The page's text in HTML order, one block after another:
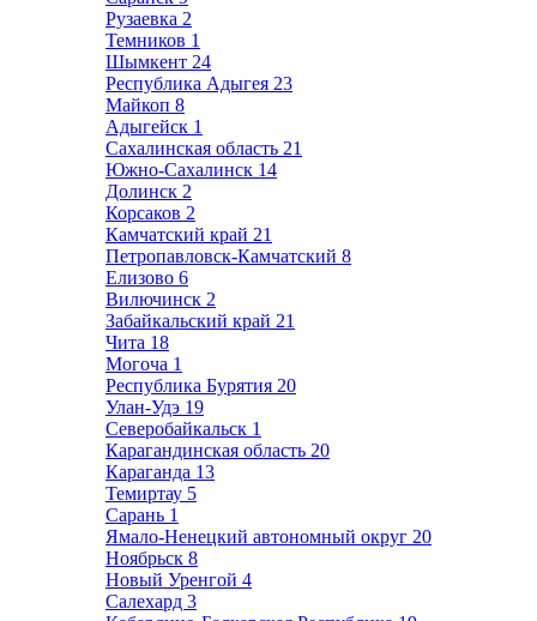
Рузаевка 2
Темников 1
Шымкент 24
Республика Адыгея 23
Майкоп 8
Адыгейск 1
Сахалинская область 21
Южно-Сахалинск 14
Долинск 2
Корсаков 2
Камчатский край 21
Петропавловск-Камчатский 8
Елизово 6
Вилючинск 2
Забайкальский край 21
Чита 18
Могоча 1
Республика Бурятия 20
Улан-Удэ 19
Северобайкальск 1
Карагандинская область 20
Караганда 13
Темиртау 5
Сарань 1
Ямало-Ненецкий автономный округ 20
Ноябрьск 8
Новый Уренгой 4
Салехард 3